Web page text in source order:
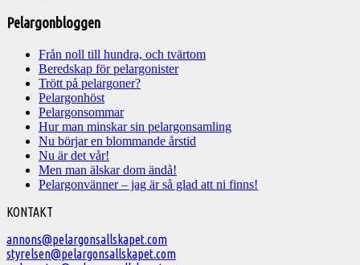
Pelargonbloggen
Från noll till hundra, och tvärtom
Beredskap för pelargonister
Trött på pelargoner?
Pelargonhöst
Pelargonsommar
Hur man minskar sin pelargonsamling
Nu börjar en blommande årstid
Nu är det vår!
Men man älskar dom ändå!
Pelargonvänner – jag är så glad att ni finns!
Välkommen
till
Svenska
KONTAKT
annons@pelargonsallskapet.com
styrelsen@pelargonsallskapet.com